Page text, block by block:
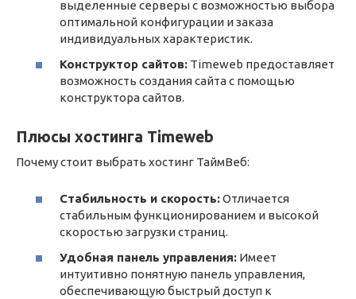
выделенные серверы с возможностью выбора
оптимальной конфигурации и заказа
индивидуальных характеристик.
Конструктор сайтов: Timeweb предоставляет
возможность создания сайта с помощью
конструктора сайтов.
Плюсы хостинга Timeweb
Почему стоит выбрать хостинг ТаймВеб:
Стабильность и скорость:Отличается
стабильным функционированием и высокой
скоростью загрузки страниц.
Удобная панель управления: Имеет
интуитивно понятную панель управления,
обеспечивающую быстрый доступ к